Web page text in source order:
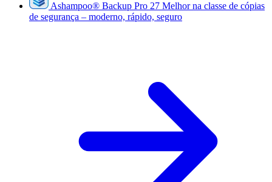
Ashampoo® Backup Pro 27 Melhor na classe de cópias
de segurança – moderno, rápido, seguro